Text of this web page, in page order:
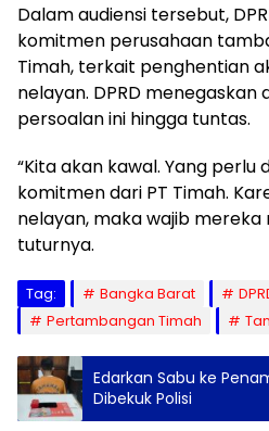
Dalam audiensi tersebut,
komitmen perusahaan
Timah, terkait penghentian
nelayan. DPRD
persoalan ini hingga tuntas.
“Kita akan kawal. Yang perlu
komitmen dari PT Timah.
nelayan, maka wajib mereka
tuturnya.
Tag: Bangka Barat
Pertambangan Timah
Edarkan Sabu ke
Dibekuk Polisi